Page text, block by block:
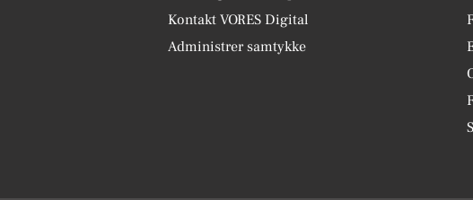
Kontakt VORES Digital
Administrer samtykke